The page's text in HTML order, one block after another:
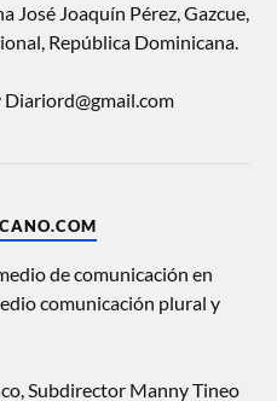
José Joaquín Pérez, Gazcue,
República Dominicana.
de comunicación en
comunicación plural y
Subdirector Manny Tineo